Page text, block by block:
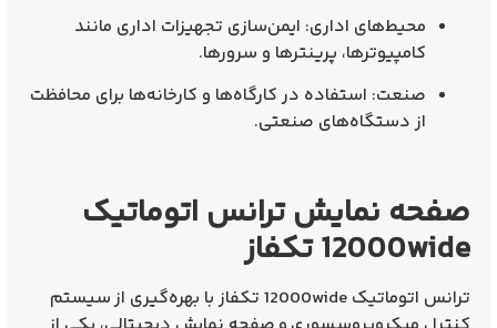
محیط‌های اداری: ایمن‌سازی تجهیزات اداری مانند
کامپیوترها، پرینترها و سرورها.
صنعت: استفاده در کارگاه‌ها و کارخانه‌ها برای محافظت
از دستگاه‌های صنعتی.
صفحه نمایش ترانس اتوماتیک
12000wide تکفاز
ترانس اتوماتیک 12000wide تکفاز با بهره‌گیری ازسیستم